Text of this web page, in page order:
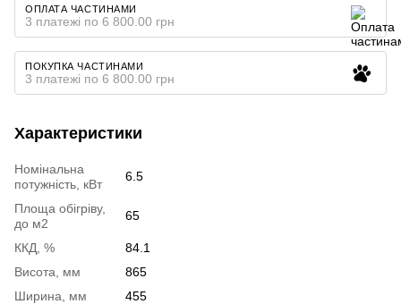
ОПЛАТА ЧАСТИНАМИ
3 платежі по 6 800.00 грн
ПОКУПКА ЧАСТИНАМИ
3 платежі по 6 800.00 грн
Характеристики
Номінальна
потужність, кВт
6.5
Площа обігріву,
до м2
65
ККД, %
84.1
Висота, мм
865
Ширина, мм
455